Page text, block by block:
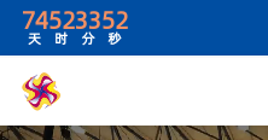
74
天
52
时
33
分
52